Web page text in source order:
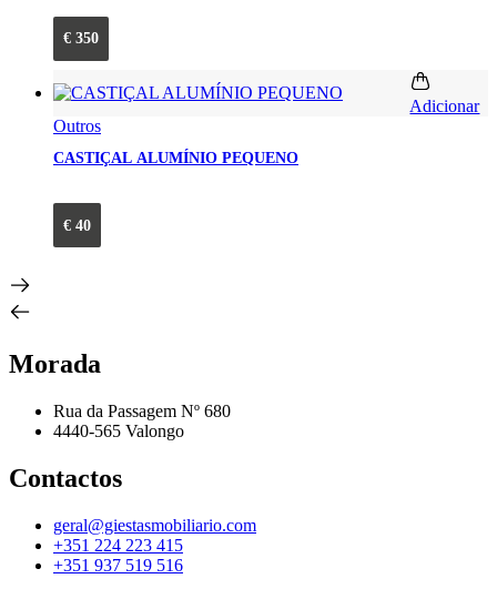
€ 350
Adicionar
Outros
CASTIÇAL ALUMÍNIO PEQUENO
€ 40
Morada
Rua da Passagem Nº 680
4440-565 Valongo
Contactos
geral@giestasmobiliario.com
+351 224 223 415
+351 937 519 516